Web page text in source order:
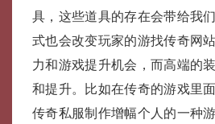
具，这些道具的存在会带给我
式也会改变玩家的游找传奇网
力和游戏提升机会，而高端的
和提升。比如在传奇的游戏里
传奇私服制作增幅个人的一种